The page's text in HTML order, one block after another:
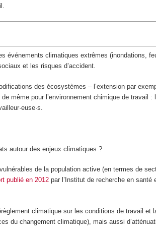
événements climatiques extrêmes (inondations,
et les risques d’accident.
des écosystèmes – l’extension par
même pour l’environnement chimique de travail :
autour des enjeux climatiques ?
de la population active (en termes de
publié en 2012 par l’Institut de recherche en santé
climatique sur les conditions de travail et
du changement climatique), mais aussi